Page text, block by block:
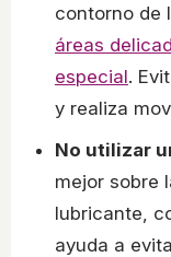
contorno de
áreas
especial.
y realiza
No utilizar
mejor sobre
lubricante,
ayuda a